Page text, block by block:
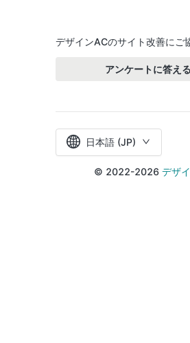
デザインACのサイト改善にご
アンケートに答え
日本語 (JP)
© 2022-2026 デザ